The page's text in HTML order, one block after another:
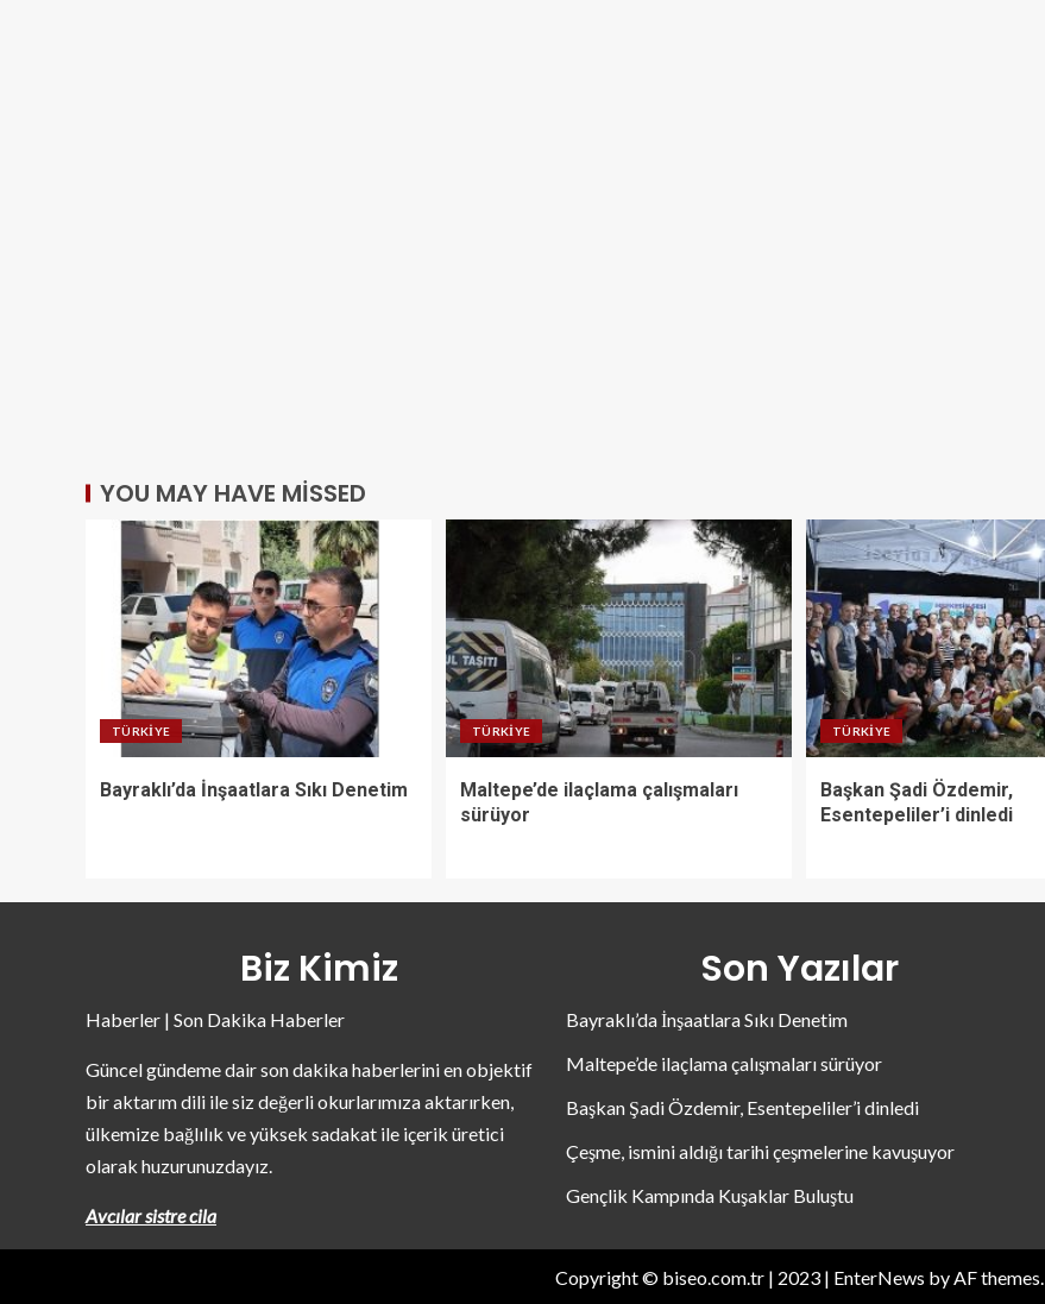
YOU MAY HAVE MISSED
TÜRKIYE
Bayraklı’da İnşaatlara Sıkı Denetim
TÜRKIYE
Maltepe’de ilaçlama çalışmaları
sürüyor
TÜRKIYE
Başkan Şadi Özdemir,
Esentepeliler’i dinledi
Biz Kimiz
Haberler | Son Dakika Haberler
Güncel gündeme dair son dakika haberlerini en objektif
bir aktarım dili ile siz değerli okurlarımıza aktarırken,
ülkemize bağlılık ve yüksek sadakat ile içerik üretici
olarak huzurunuzdayız.
Avcılar sistre cila
Son Yazılar
Bayraklı’da İnşaatlara Sıkı Denetim
Maltepe’de ilaçlama çalışmaları sürüyor
Başkan Şadi Özdemir, Esentepeliler’i dinledi
Çeşme, ismini aldığı tarihi çeşmelerine kavuşuyor
Gençlik Kampında Kuşaklar Buluştu
Copyright © biseo.com.tr | 2023 | EnterNews by AF themes.